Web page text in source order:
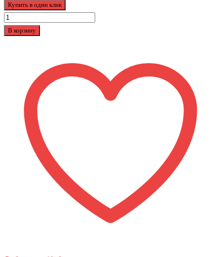
Купить в один клик
Количество
товара
В корзину